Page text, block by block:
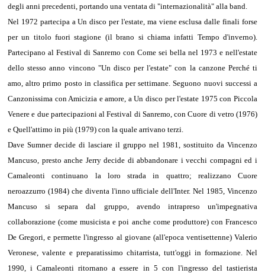
degli anni precedenti, portando una ventata di "internazionalità" alla band.
Nel 1972 partecipa a Un disco per l'estate, ma viene esclusa dalle finali forse
per un titolo fuori stagione (il brano si chiama infatti Tempo d'inverno).
Partecipano al Festival di Sanremo con Come sei bella nel 1973 e nell'estate
dello stesso anno vincono "Un disco per l'estate" con la canzone Perché ti
amo, altro primo posto in classifica per settimane. Seguono nuovi successi a
Canzonissima con Amicizia e amore, a Un disco per l'estate 1975 con Piccola
Venere e due partecipazioni al Festival di Sanremo, con Cuore di vetro (1976)
e Quell'attimo in più (1979) con la quale arrivano terzi.
Dave Sumner decide di lasciare il gruppo nel 1981, sostituito da Vincenzo
Mancuso, presto anche Jerry decide di abbandonare i vecchi compagni ed i
Camaleonti continuano la loro strada in quattro; realizzano Cuore
neroazzurro (1984) che diventa l'inno ufficiale dell'Inter. Nel 1985, Vincenzo
Mancuso si separa dal gruppo, avendo intrapreso un'impegnativa
collaborazione (come musicista e poi anche come produttore) con Francesco
De Gregori, e permette l'ingresso al giovane (all'epoca ventisettenne) Valerio
Veronese, valente e preparatissimo chitarrista, tutt'oggi in formazione. Nel
1990, i Camaleonti ritornano a essere in 5 con l'ingresso del tastierista